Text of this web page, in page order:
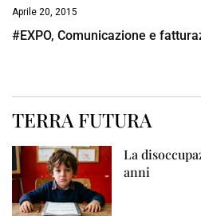
Aprile 20, 2015
#EXPO, Comunicazione e
TERRA FUTURA
La
anni